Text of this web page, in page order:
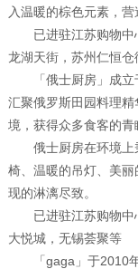
入温暖的棕色元素，营
已进驻江苏购物中
龙湖天街，苏州仁恒
「俄士厨房」成立于
汇聚俄罗斯田园料理
境，获得众多食客的青
俄士厨房在环境上
椅、温暖的吊灯、美
现的淋漓尽致。
已进驻江苏购物中
大悦城，无锡荟聚等
「gaga」于2010年